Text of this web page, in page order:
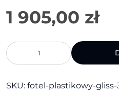
ilość
Fotel
plastikowy
360
SKU: fotel-plastikowy-gliss-